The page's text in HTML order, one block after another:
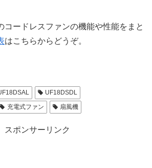
コードレスファンの機能や性能をまと
はこちらからどうぞ。
UF18DSDL
充電式ファン 扇風機
スポンサーリンク